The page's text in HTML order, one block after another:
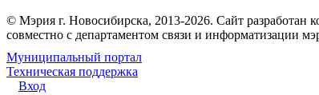
© Мэрия г. Новосибирска, 2013-2026. Сайт разработан
совместно с департаментом связи и информатизации
Муниципальный портал
Техническая поддержка
Вход